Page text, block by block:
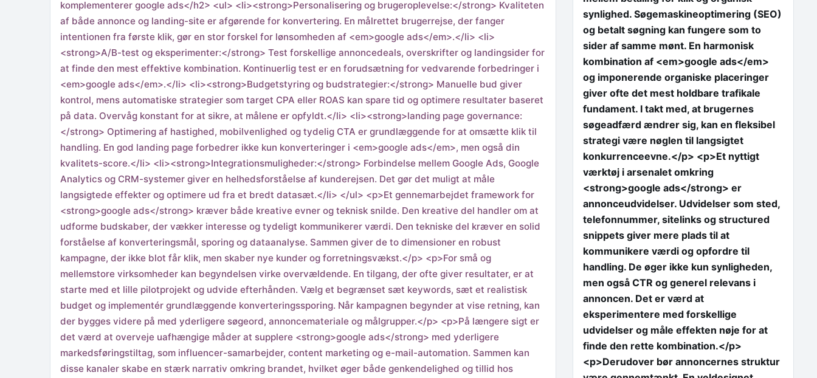
komplementerer google ads</h2> <ul> <li><strong>Personalisering og brugeroplevelse:</strong> Kvaliteten
af både annonce og landing-site er afgørende for konvertering. En målrettet brugerrejse, der fanger
intentionen fra første klik, gør en stor forskel for lønsomheden af <em>google ads</em>.</li> <li>
<strong>A/B-test og eksperimenter:</strong> Test forskellige annoncedeals, overskrifter og landingsider for
at finde den mest effektive kombination. Kontinuerlig test er en forudsætning for vedvarende forbedringer i
<em>google ads</em>.</li> <li><strong>Budgetstyring og budstrategier:</strong> Manuelle bud giver
kontrol, mens automatiske strategier som target CPA eller ROAS kan spare tid og optimere resultater baseret
på data. Overvåg konstant for at sikre, at målene er opfyldt.</li> <li><strong>landing page governance:
</strong> Optimering af hastighed, mobilvenlighed og tydelig CTA er grundlæggende for at omsætte klik til
handling. En god landing page forbedrer ikke kun konverteringer i <em>google ads</em>, men også din
kvalitets-score.</li> <li><strong>Integrationsmuligheder:</strong> Forbindelse mellem Google Ads, Google
Analytics og CRM-systemer giver en helhedsforståelse af kunderejsen. Det gør det muligt at måle
langsigtede effekter og optimere ud fra et bredt datasæt.</li> </ul> <p>Et gennemarbejdet framework for
<strong>google ads</strong> kræver både kreative evner og teknisk snilde. Den kreative del handler om at
udforme budskaber, der vækker interesse og tydeligt kommunikerer værdi. Den tekniske del kræver en solid
forståelse af konverteringsmål, sporing og dataanalyse. Sammen giver de to dimensioner en robust
kampagne, der ikke blot får klik, men skaber nye kunder og forretningsvækst.</p> <p>For små og
mellemstore virksomheder kan begyndelsen virke overvældende. En tilgang, der ofte giver resultater, er at
starte med et lille pilotprojekt og udvide efterhånden. Vælg et begrænset sæt keywords, sæt et realistisk
budget og implementér grundlæggende konverteringssporing. Når kampagnen begynder at vise retning, kan
der bygges videre på med yderligere søgeord, annoncemateriale og målgrupper.</p> <p>På længere sigt er
det værd at overveje uafhængige måder at supplere <strong>google ads</strong> med yderligere
markedsføringstiltag, som influencer-samarbejder, content marketing og e-mail-automation. Sammen kan
disse kanaler skabe en stærk narrativ omkring brandet, hvilket øger både genkendelighed og tillid hos
synlighed. Søgemaskineoptimering (SEO)
og betalt søgning kan fungere som to
sider af samme mønt. En harmonisk
kombination af <em>google ads</em>
og imponerende organiske placeringer
giver ofte det mest holdbare trafikale
fundament. I takt med, at brugernes
søgeadfærd ændrer sig, kan en fleksibel
strategi være nøglen til langsigtet
konkurrenceevne.</p> <p>Et nyttigt
værktøj i arsenalet omkring
<strong>google ads</strong> er
annonceudvidelser. Udvidelser som sted,
telefonnummer, sitelinks og structured
snippets giver mere plads til at
kommunikere værdi og opfordre til
handling. De øger ikke kun synligheden,
men også CTR og generel relevans i
annoncen. Det er værd at
eksperimentere med forskellige
udvidelser og måle effekten nøje for at
finde den rette kombination.</p>
<p>Derudover bør annoncernes struktur